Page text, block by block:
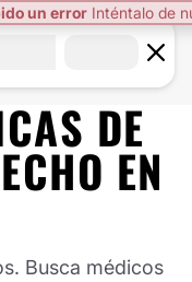
un error Inténtalo de
DE
EN
Busca médicos